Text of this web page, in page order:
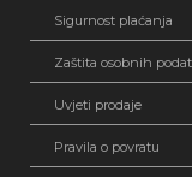
Sigurnost plaćanja
Zaštita osobnih
Uvjeti prodaje
Pravila o povratu